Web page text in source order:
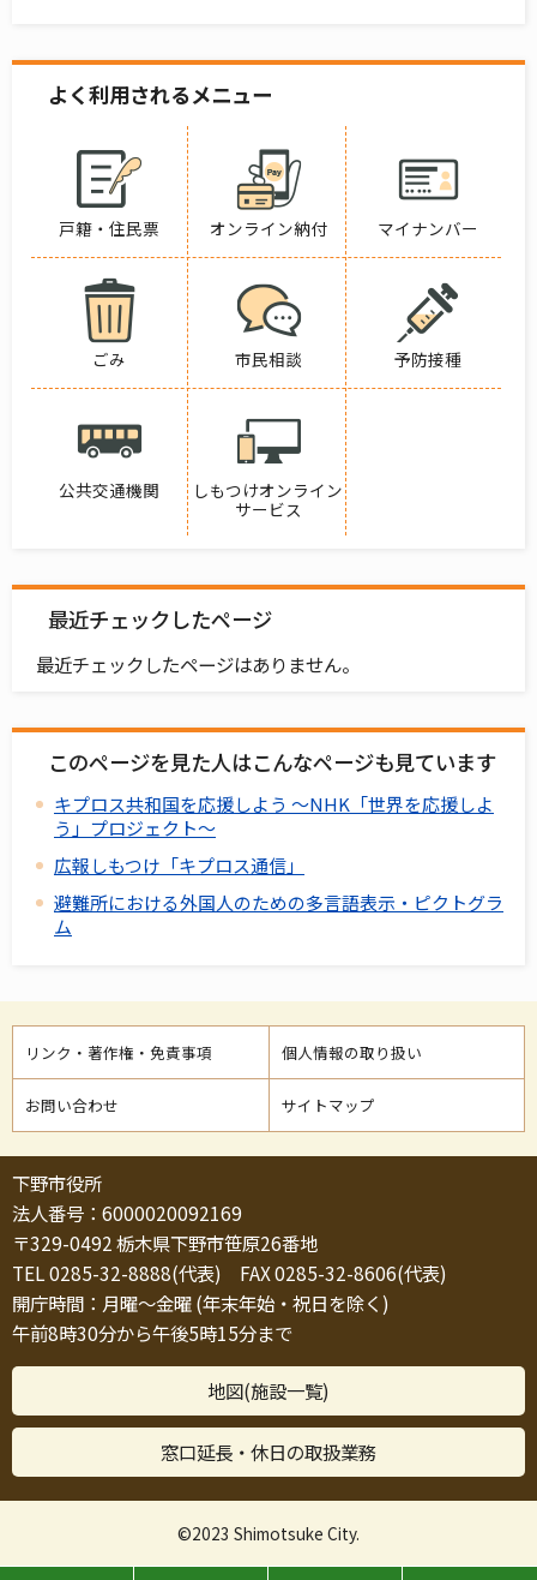
よく利用されるメニュー
戸籍・住民票 オンライン納付 マイナンバー
ごみ 市民相談 予防接種
公共交通機関
しもつけオンライン
サービス
最近チェックしたページ
最近チェックしたページはありません。
このページを見た人はこんなページも見ています
キプロス共和国を応援しよう ～NHK「世界を応援しよ
う」プロジェクト～
広報しもつけ「キプロス通信」
避難所における外国人のための多言語表示・ピクトグラ
ム
リンク・著作権・免責事項 個人情報の取り扱い
お問い合わせ サイトマップ
下野市役所
法人番号：6000020092169
〒329-0492 栃木県下野市笹原26番地
TEL 0285-32-8888(代表) FAX 0285-32-8606(代表)
開庁時間：月曜～金曜 (年末年始・祝日を除く)
午前8時30分から午後5時15分まで
地図(施設一覧)
窓口延長・休日の取扱業務
©2023 Shimotsuke City.